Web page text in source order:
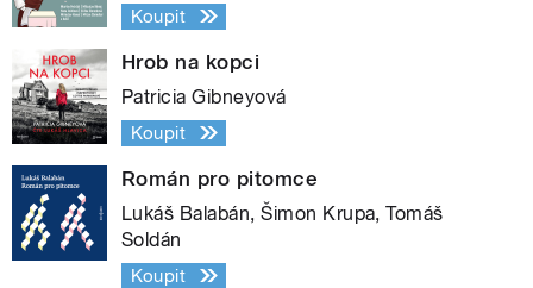
Koupit
Hrob na kopci
Patricia Gibneyová
Koupit
Román pro pitomce
Lukáš Balabán, Šimon Krupa, Tomáš
Soldán
Koupit